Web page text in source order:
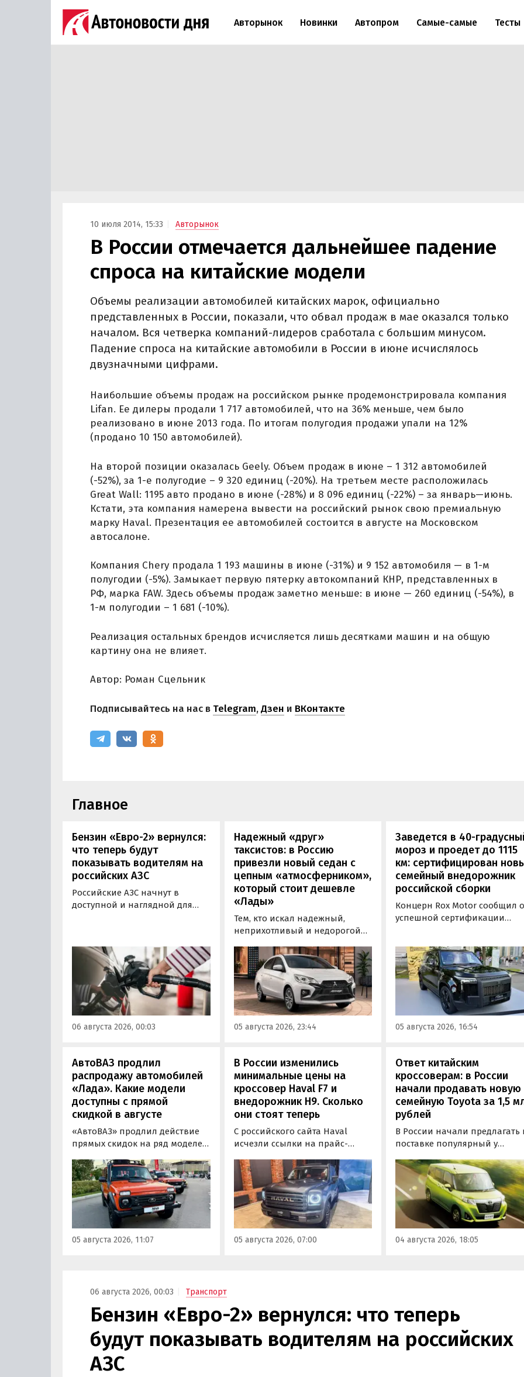
Авторынок Новинки Автопром Самые-самые Тесты
10 июля 2014, 15:33 Авторынок
В России отмечается дальнейшее падение
спроса на китайские модели
Объемы реализации автомобилей китайских марок, официально
представленных в России, показали, что обвал продаж в мае оказался только
началом. Вся четверка компаний-лидеров сработала с большим минусом.
Падение спроса на китайские автомобили в России в июне исчислялось
двузначными цифрами.
Наибольшие объемы продаж на российском рынке продемонстрировала компания
Lifan. Ее дилеры продали 1 717 автомобилей, что на 36% меньше, чем было
реализовано в июне 2013 года. По итогам полугодия продажи упали на 12%
(продано 10 150 автомобилей).
На второй позиции оказалась Geely. Объем продаж в июне – 1 312 автомобилей
(-52%), за 1-е полугодие – 9 320 единиц (-20%). На третьем месте расположилась
Great Wall: 1195 авто продано в июне (-28%) и 8 096 единиц (-22%) – за январь—июнь.
Кстати, эта компания намерена вывести на российский рынок свою премиальную
марку Haval. Презентация ее автомобилей состоится в августе на Московском
автосалоне.
Компания Chery продала 1 193 машины в июне (-31%) и 9 152 автомобиля — в 1-м
полугодии (-5%). Замыкает первую пятерку автокомпаний КНР, представленных в
РФ, марка FAW. Здесь объемы продаж заметно меньше: в июне — 260 единиц (-54%), в
1-м полугодии – 1 681 (-10%).
Реализация остальных брендов исчисляется лишь десятками машин и на общую
картину она не влияет.
Автор: Роман Сцельник
Подписывайтесь на нас в Telegram,Дзен и ВКонтакте
Главное
Бензин «Евро-2» вернулся:
что теперь будут
показывать водителям на
российских АЗС
Российские АЗС начнут в
доступной и наглядной для
отпускаемого топлива. Это
позволит автовладельцам
осознанно выбрать топливо
определенного класса — от
«Евро-2» до «Евро-5»,
сообщили в Минэнерго РФ.
06 августа 2026, 00:03
Надежный «друг»
таксистов: в Россию
привезли новый седан с
цепным «атмосферником»,
который стоит дешевле
«Лады»
Тем, кто искал надежный,
неприхотливый и недорогой
может подойти популярный у
азиатских таксистов седан
Mitsubishi Attrage. В Таиланде
он стоит от 1 380 000 рублей по
текущему курсу, а «частник» из
Екатеринбурга просит за него 1
600 000 рублей, узнали
05 августа 2026, 23:44
Заведется в 40-
мороз и проедет до 1115
км: сертифицирован
семейный внедорожник
российской сборки
Концерн Rox Motor сообщил
успешной сертификации
Модель получила Одобрение
типа транспортного
(ОТТС), позволяющее
выпускаться на
калининградском заводе
«Автотор» с российским VIN-
номером.
05 августа 2026, 16:54
АвтоВАЗ продлил
распродажу автомобилей
«Лада». Какие модели
доступны с прямой
скидкой в августе
«АвтоВАЗ» продлил действие
прямых скидок на ряд моделей
2025 годов выпуска до 31
августа 2026 года. При их
покупке можно сэкономить от
20 000 до 100 000 рублей,
выяснили «Автоновости дня» в
ходе регулярного мониторинга
прайс-листов LADA.
05 августа 2026, 11:07
В России изменились
минимальные цены на
кроссовер Haval F7 и
внедорожник H9. Сколько
они стоят теперь
С российского сайта Haval
исчезли ссылки на прайс-
F7 и рамные внедорожники H9
2025 года выпуска. В результате
минимальные цены обеих
моделей выросли на 50 тыс. и
100 тыс. рублей соответственно,
узнали в ходе регулярного
мониторинга «Автоновости
05 августа 2026, 07:00
Ответ китайским
кроссоверам: в России
начали продавать новую
семейную Toyota за 1,5
рублей
В России начали предлагать
поставке популярный у
Roomy, созданный
Daihatsu 10 лет назад. Эти
машины возят к нам прямо
Японии, причем там они
от 1 млн рублей, а у нас —
минимум на 500 тысяч
выяснили «Автоновости дня».
04 августа 2026, 18:05
06 августа 2026, 00:03 Транспорт
Бензин «Евро-2» вернулся: что теперь
будут показывать водителям на российских
АЗС